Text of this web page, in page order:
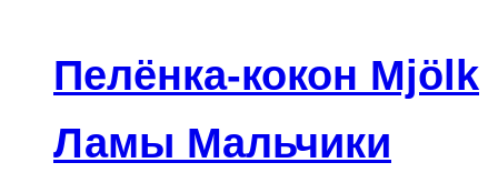
Пелёнка-кокон Mjölk
Ламы Мальчики